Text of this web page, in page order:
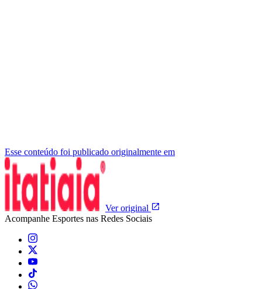
Esse conteúdo foi publicado originalmente em
Ver original
Acompanhe Esportes nas Redes Sociais